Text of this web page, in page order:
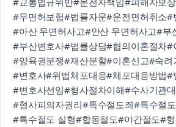
#무면허보험#법률자문#운전면허취소#
#아산 무면허사고#안산 무면허사고#부
#부산변호사#법률상담#협의이혼절차#
#양육권분쟁#재산분할#이혼신고#숙려
#변호사#위법체포대응#체포대응방법#
#변호사선임#형사절차이해#수사기관
#형사피의자권리#특수절도죄#특수절
#특수절도 실형#합동절도#야간절도#